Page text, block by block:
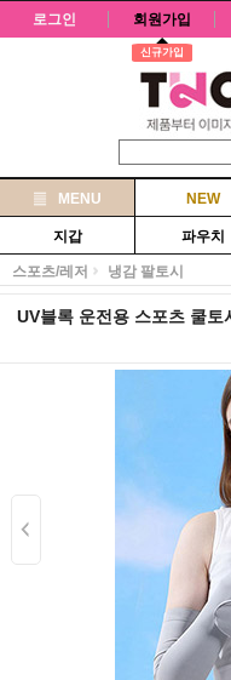
로그인 회원가입
신규가입
MENU NEW
지갑 파우치
스포츠/레저 냉감 팔토시
UV블록 운전용 스포츠 쿨